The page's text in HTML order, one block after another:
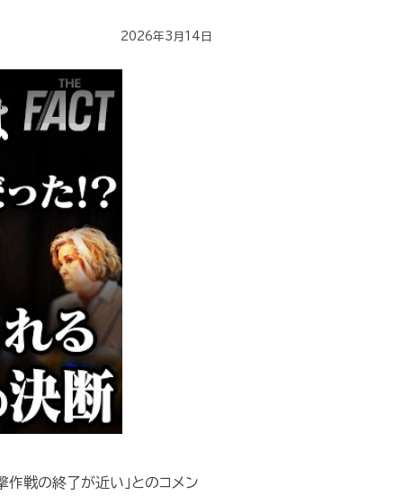
2026年3月14日
作戦の終了が近い」とのコメン